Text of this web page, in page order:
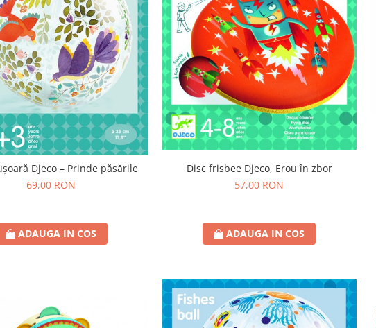
Djeco – Prinde păsările
69,00 RON
ADAUGA IN COS
Disc frisbee Djeco, Erou în zbor
57,00 RON
ADAUGA IN COS